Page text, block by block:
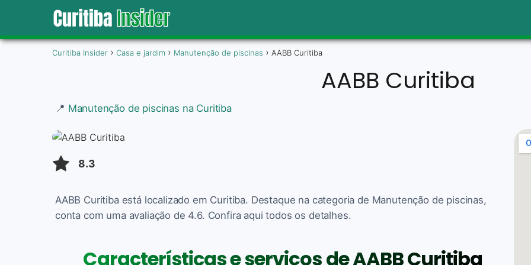
Curitiba Insider Casa e jardim Manutenção de piscinas AABB Curitiba
AABB Curitiba
📍 Manutenção de piscinas na Curitiba
8.3
AABB Curitiba está localizado em Curitiba. Destaque na categoria de Manutenção de piscinas,
conta com uma avaliação de 4.6. Confira aqui todos os detalhes.
Características e serviços de AABB Curitiba